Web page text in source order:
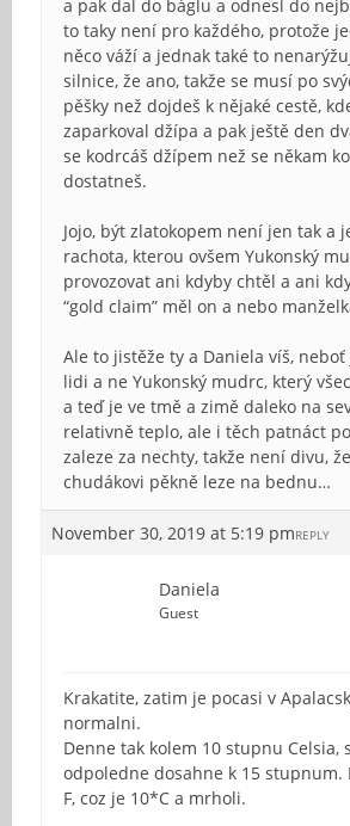
a pak dal do báglu a odnesl do
to taky není pro každého, protože
něco váží a jednak také to
silnice, že ano, takže se musí po
pěšky než dojdeš k nějaké cestě,
zaparkoval džípa a pak ještě den
se kodrcáš džípem než se někam
dostatneš.
Jojo, být zlatokopem není jen tak a
rachota, kterou ovšem Yukonský
provozovat ani kdyby chtěl a ani
“gold claim” měl on a nebo
Ale to jistěže ty a Daniela víš,
lidi a ne Yukonský mudrc, který
a teď je ve tmě a zimě daleko na
relativně teplo, ale i těch patnáct
zaleze za nechty, takže není divu,
chudákovi pěkně leze na bednu…
November 30, 2019 at 5:19 pmREPLY
Daniela
Guest
Krakatite, zatim je pocasi v
normalni.
Denne tak kolem 10 stupnu Celsia,
odpoledne dosahne k 15 stupnum.
F, coz je 10*C a mrholi.